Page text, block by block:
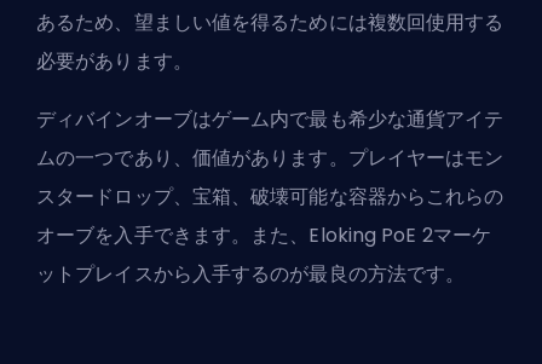
あるため、望ましい値を得るためには複数回使用する
必要があります。
ディバインオーブはゲーム内で最も希少な通貨アイテ
ムの一つであり、価値があります。プレイヤーはモン
スタードロップ、宝箱、破壊可能な容器からこれらの
オーブを入手できます。また、 Eloking PoE 2マーケ
ットプレイスから入手するのが最良の方法です。